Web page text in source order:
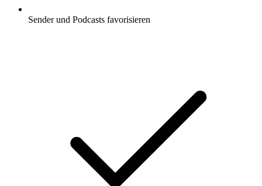
Sender und Podcasts favorisieren